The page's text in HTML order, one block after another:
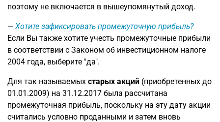
поэтому не включается в вышеупомянутый доход.
Хотите зафиксировать промежуточную прибыль?
Если Вы также хотите учесть промежуточные прибыли
в соответствии с Законом об инвестиционном налоге
2004 года, выберите "да".
Для так называемых старых акций (приобретенных до
01.01.2009) на 31.12.2017 была рассчитана
промежуточная прибыль, поскольку на эту дату акции
считались условно проданными и затем вновь